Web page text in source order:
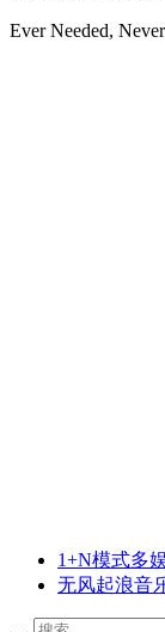
Ever Needed,
1+N模式多
无风起浪音